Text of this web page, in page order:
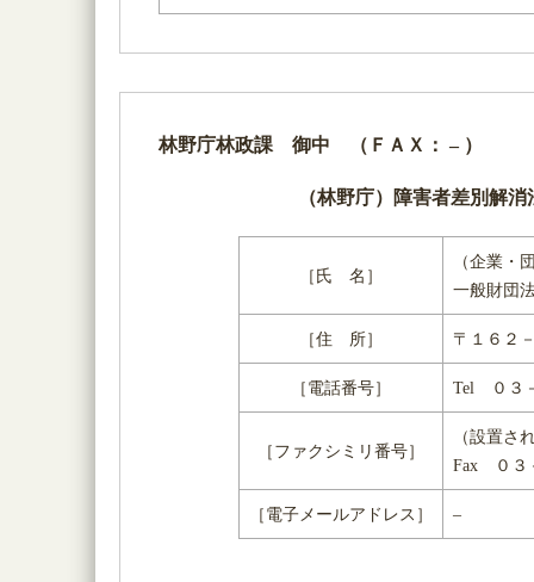
林野庁林政課 御中 （ＦＡＸ： – ）
（林野庁）障害者差別解
［氏 名］
（企業・
一般財団
［住 所］ 〒１６２
［電話番号］ Tel ０３
［ファクシミリ番号］
（設置さ
Fax ０３
［電子メールアドレス］ –